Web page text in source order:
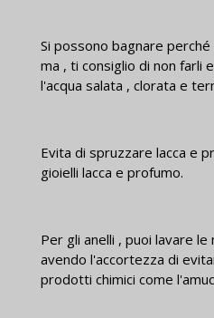
Si possono bagnare
ma , ti consiglio di non farli
l'acqua salata , clorata e
Evita di spruzzare lacca e
gioielli lacca e profumo.
Per gli anelli , puoi lavare
avendo l'accortezza di
prodotti chimici come